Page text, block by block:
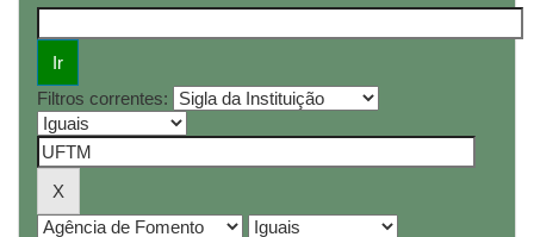
Filtros correntes: